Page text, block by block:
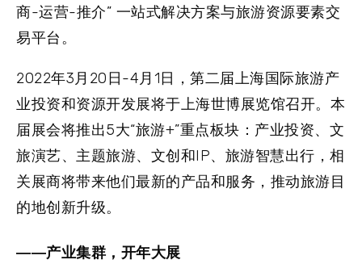
商-运营-推介” 一站式解决方案与旅游资源要素交
易平台。
2022年3月20日-4月1日，第二届上海国际旅游产
业投资和资源开发展将于上海世博展览馆召开。本
届展会将推出5大“旅游+”重点板块：产业投资、文
旅演艺、主题旅游、文创和IP、旅游智慧出行，相
关展商将带来他们最新的产品和服务，推动旅游目
的地创新升级。
——产业集群，开年大展